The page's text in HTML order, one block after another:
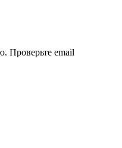
Проверьте email